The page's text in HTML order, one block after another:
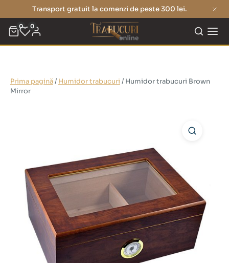
Transport gratuit la comenzi de peste 300 lei.
0 0
Prima pagină/ Humidor trabucuri / Humidor trabucuri Brown
Mirror